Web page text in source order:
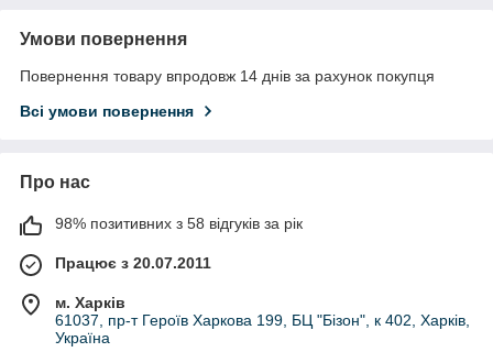
Умови повернення
Повернення товару впродовж 14 днів за рахунок покупця
Всі умови повернення
Про нас
98% позитивних з 58 відгуків за рік
Працює з 20.07.2011
м. Харків
61037, пр-т Героїв Харкова 199, БЦ "Бізон", к 402, Харків,
Україна